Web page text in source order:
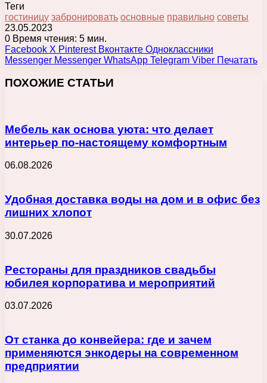
Теги
гостиницу забронировать основные правильно советы
23.05.2023
0 Время чтения: 5 мин.
Facebook X Pinterest Вконтакте Одноклассники
Messenger Messenger WhatsApp Telegram Viber Печатать
ПОХОЖИЕ СТАТЬИ
Мебель как основа уюта: что делает
интерьер по-настоящему комфортным
06.08.2026
Удобная доставка воды на дом и в офис без
лишних хлопот
30.07.2026
Рестораны для праздников свадьбы
юбилея корпоратива и мероприятий
03.07.2026
От станка до конвейера: где и зачем
применяются энкодеры на современном
предприятии